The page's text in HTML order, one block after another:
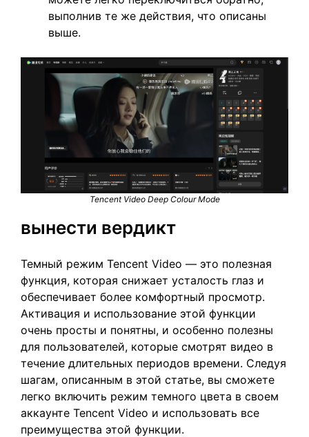
выполнив те же действия, что описаны
выше.
Tencent Video Deep Colour Mode
вынести вердикт
Темный режим Tencent Video — это полезная
функция, которая снижает усталость глаз и
обеспечивает более комфортный просмотр.
Активация и использование этой функции
очень просты и понятны, и особенно полезны
для пользователей, которые смотрят видео в
течение длительных периодов времени. Следуя
шагам, описанным в этой статье, вы сможете
легко включить режим темного цвета в своем
аккаунте Tencent Video и использовать все
преимущества этой функции.